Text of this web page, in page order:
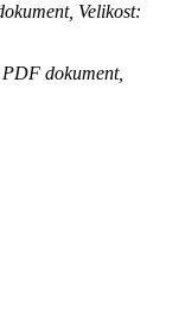
Velikost:
dokument,